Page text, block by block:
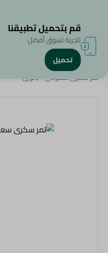
الرئيسية/تمر/عروض أونلاين
تمر سكرى سعودى - بالوزن
قم بتحميل تطبيقنا
لتجربة تسوق أفضل
تحميل